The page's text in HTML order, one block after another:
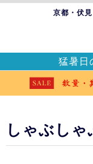
京都・伏
猛暑日
しゃぶしゃ